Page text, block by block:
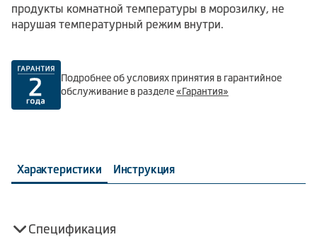
продукты комнатной температуры в морозилку, не
нарушая температурный режим внутри.
Подробнее об условиях принятия в гарантийное
обслуживание в разделе«Гарантия»
Характеристики Инструкция
Спецификация